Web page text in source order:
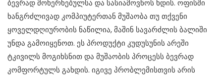
ბევრად მოხერხებულსა და სასიამოვნოს ხდის. ოფისში
ხანგრძლივად კომპიუტერთან მუშაობა თუ თქვენი
ყოველდღიურობის ნაწილია, მაშინ სავარძლის ბალიში
უნდა გამოიყენოთ. ეს პროდუქტი კუდუსუნის არეში
ტკივილს მოგიხსნით და მუშაობის პროცესს ბევრად
კომფორტულს გახდის. იგივე პრობლემისთვის არის